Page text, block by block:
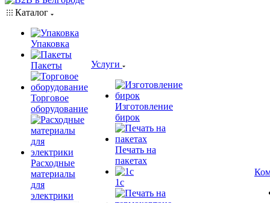
Каталог
Упаковка
Пакеты
Торговое
оборудование
Расходные
материалы
для
электрики
Услуги
Изготовление
бирок
Печать на
пакетах
1c